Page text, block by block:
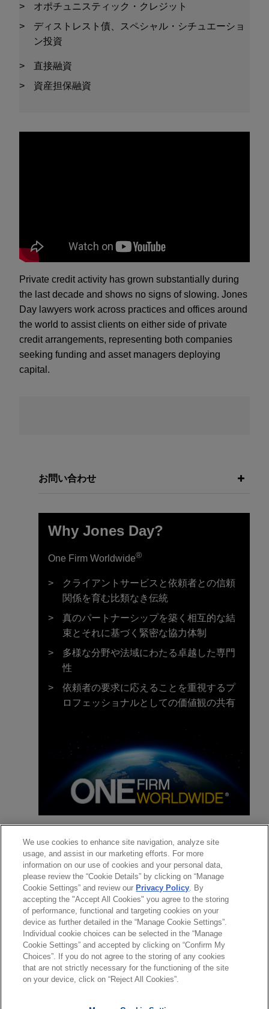
オポチュニスティック・クレジット
ディストレスト債、スペシャル・シチュエーショ
ン投資
直接融資
資産担保融資
Private credit activity has grown substantially during
the last decade and shows no signs of slowing. Jones
Day lawyers work across practices and offices around
the world to assist clients on either side of private
credit arrangements, representing both companies
seeking funding and asset managers deploying
capital.
お問い合わせ
Why Jones Day?
One Firm Worldwide®
クライアントサービスと依頼者との信頼
関係を育む比類なき伝統
真のパートナーシップを築く相互的な結
束とそれに基づく緊密な協力体制
多様な分野や法域にわたる卓越した専門
性
依頼者の要求に応えることを重視するプ
ロフェッショナルとしての価値観の共有
弁護士
お問い合わせ
インサイト
注目のトピックス
JULY 2026 ニュースレター
Global Legal Update Vol. 129 | 2026年7
月号
送信する前の注意事項：
www.jonesday.comに掲載されている情報は、一般的な使用を
目的としており、法的アドバイスを目的としたものではありま
せん。このEmailを送信することにより、弁護士を含む専門
弁護士業務広告 お問い合わせ
免責事項
プライバシーポリシー
著作権
We use cookies to enhance site navigation, analyze site
usage, and assist in our marketing efforts. For more
information on our use of cookies and your personal data,
please review the “Cookie Details” by clicking on “Manage
Cookie Settings” and review our Privacy Policy. By
accepting the "Accept All Cookies" you agree to the storing
of performance, functional and targeting cookies on your
device as further detailed in the “Manage Cookie Settings”.
Individual cookie choices can be selected in the “Manage
Cookie Settings” and accepted by clicking on “Confirm My
Choices”. If you do not agree to the storing of any cookies
that are not strictly necessary for the functioning of the site
on your device, click on “Reject All Cookies”.